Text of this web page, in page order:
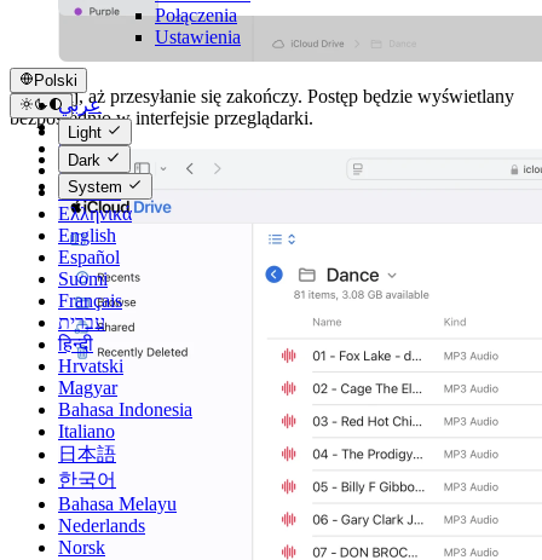
Połączenia
Ustawienia
Polski
عربي
Català
Čeština
Dansk
Deutsch
Ελληνικά
English
Español
Suomi
Français
עברית
हिन्दी
Hrvatski
Magyar
Bahasa Indonesia
Italiano
日本語
한국어
Bahasa Melayu
Nederlands
Norsk
Light
Dark
System
Poczekaj, aż przesyłanie się zakończy. Postęp będzie wyświetlany
bezpośrednio w interfejsie przeglądarki.